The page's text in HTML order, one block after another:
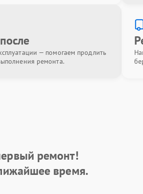
— помогаем продлить
ремонта.
ремонт!
время.